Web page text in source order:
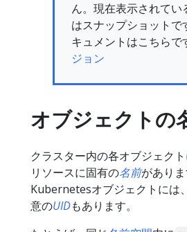
ん。現在表示されてい
はスナップショットで
キュメントはこちらで
ジョン
オブジェクトの
クラスター内の各オブジェク
リソースに固有の名前があり
Kubernetesオブジェクトには
意のUIDもあります。